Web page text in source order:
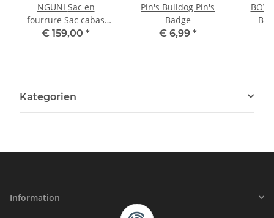
NGUNI Sac en
fourrure Sac cabas
Sac fourre-tout
€ 159,00 *
Pin's Bulldog Pin's
Badge
€ 6,99 *
Kategorien
Information